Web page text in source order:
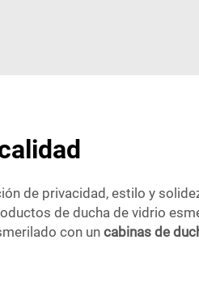
de privacidad, estilo y
de ducha de vidrio
con un cabinas de